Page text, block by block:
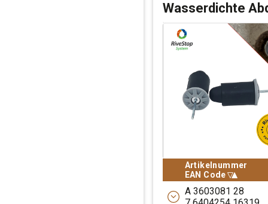
Wasserdichte
Artikelnummer
EAN Code
Sortiere absteigend
Artikelnummer
EAN Code
A 3603081 28